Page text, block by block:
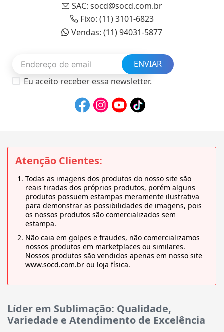
SAC: socd@socd.com.br
Fixo: (11) 3101-6823
Vendas: (11) 94031-5877
ENVIAR
Eu aceito receber essa newsletter.
Atenção Clientes:
Todas as imagens dos produtos do nosso site são
reais tiradas dos próprios produtos, porém alguns
produtos possuem estampas meramente ilustrativa
para demonstrar as possibilidades de imagens, pois
os nossos produtos são comercializados sem
estampa.
Não caia em golpes e fraudes, não comercializamos
nossos produtos em marketplaces ou similares.
Nossos produtos são vendidos apenas em nosso site
www.socd.com.br ou loja física.
Líder em Sublimação: Qualidade,
Variedade e Atendimento de Excelência